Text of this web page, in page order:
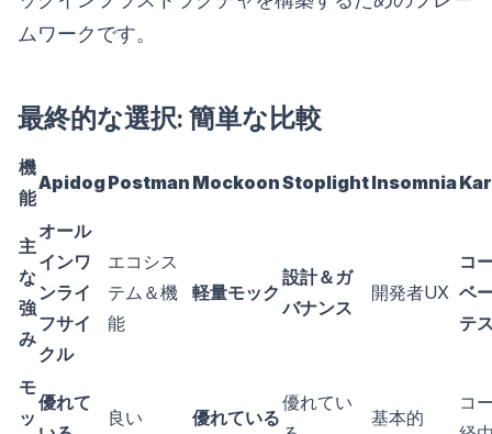
ムワークです。
最終的な選択: 簡単な比較
機
能
ApidogPostman MockoonStoplightInsomnia
主
な
強
み
オール
インワ
ンライ
フサイ
クル
エコシス
テム＆機
能
軽量モック
設計＆ガ
バナンス
開発者UX
コ
ベ
テ
モ
ッ
優れて
良い 優れている
優れてい
基本的
コ